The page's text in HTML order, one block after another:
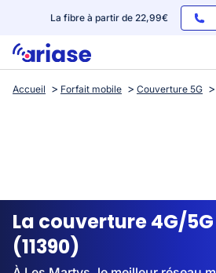
La fibre à partir de 22,99€
Box internet
Streaming
Accueil Forfait mobile Couverture 5G
La couverture 4G/
(11390)